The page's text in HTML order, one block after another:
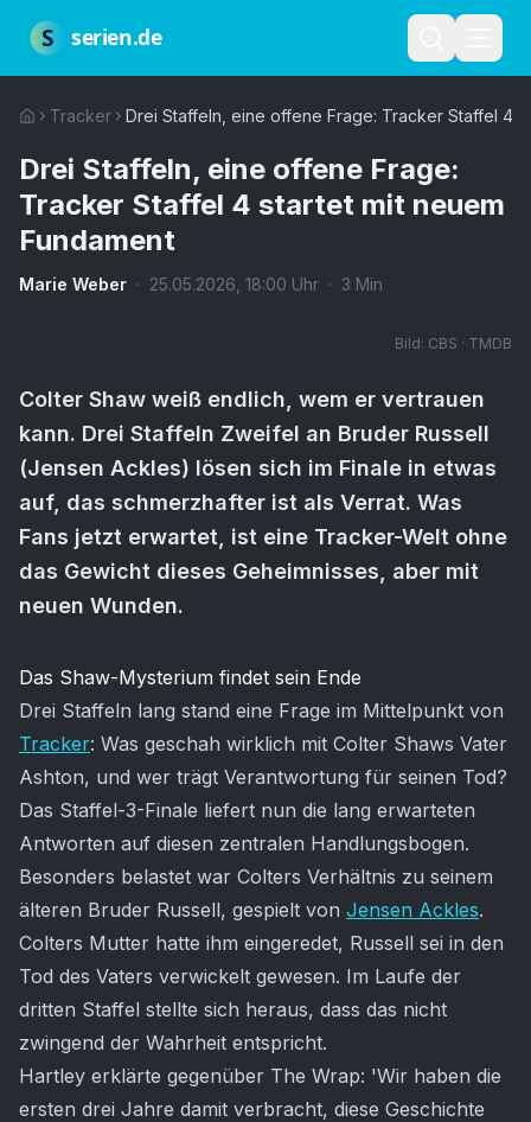
S serien.de
Tracker Drei Staffeln, eine offene Frage: Tracker Staffel 4
Drei Staffeln, eine offene Frage:
Tracker Staffel 4 startet mit neuem
Fundament
Marie Weber · 25.05.2026 18:00 Uhr · 3 Min
Bild: CBS · TMDB
Colter Shaw weiß endlich, wem er vertrauen
kann. Drei Staffeln Zweifel an Bruder Russell
(Jensen Ackles) lösen sich im Finale in etwas
auf, das schmerzhafter ist als Verrat. Was
Fans jetzt erwartet, ist eine Tracker-Welt ohne
das Gewicht dieses Geheimnisses, aber mit
neuen Wunden.
Artikel-Inhalt
Das Shaw-Mysterium findet sein Ende
Drei Staffeln lang stand eine Frage im Mittelpunkt von
Tracker: Was geschah wirklich mit Colter Shaws Vater
Ashton, und wer trägt Verantwortung für seinen Tod?
Das Staffel-3-Finale liefert nun die lang erwarteten
Antworten auf diesen zentralen Handlungsbogen.
Besonders belastet war Colters Verhältnis zu seinem
älteren Bruder Russell, gespielt von Jensen Ackles.
Colters Mutter hatte ihm eingeredet, Russell sei in den
Tod des Vaters verwickelt gewesen. Im Laufe der
dritten Staffel stellte sich heraus, dass das nicht
zwingend der Wahrheit entspricht.
Hartley erklärte gegenüber The Wrap: 'Wir haben die
ersten drei Jahre damit verbracht, diese Geschichte
Nutzungsbedingungen